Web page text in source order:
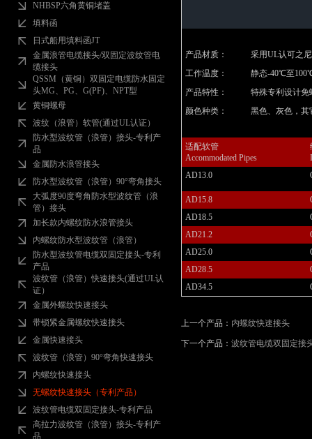
NHBSP六角黄铜堵盖
填料函
日式船用填料函JT
金属浪管电缆接头/双固定波纹管电
缆接头
QSSM（黄铜）双固定电缆防水固定
头MG、PG、G(PF)、NPT型
黄铜螺母
波纹（浪管）软管(通过UL认证）
防水型波纹管（浪管）接头-专利产
品
金属防水浪管接头
防水型波纹管（浪管）90°弯角接头
大弧度90度弯角防水型波纹管（浪
管）接头
加长款内螺纹防水浪管接头
内螺纹防水型波纹管（浪管）
防水型波纹管电缆双固定接头-专利
产品
波纹管（浪管）快速接头(通过UL认
证）
金属外螺纹快速接头
带锁紧金属螺纹快速接头
金属快速接头
波纹管（浪管）90°弯角快速接头
内螺纹快速接头
无螺纹快速接头（专利产品）
波纹管电缆双固定接头-专利产品
高拉力波纹管（浪管）接头-专利产
品
产品材质：
采用UL认可之
工作温度：
静态-40℃至
产品特性：
特殊专利设计免
颜色种类：
黑色、灰色，其
适配软管
Accommodated Pipes
AD13.0
AD15.8
AD18.5
AD21.2
AD25.0
AD28.5
AD34.5
上一个产品： 内螺纹快速接头
下一个产品： 波纹管电缆双固定接